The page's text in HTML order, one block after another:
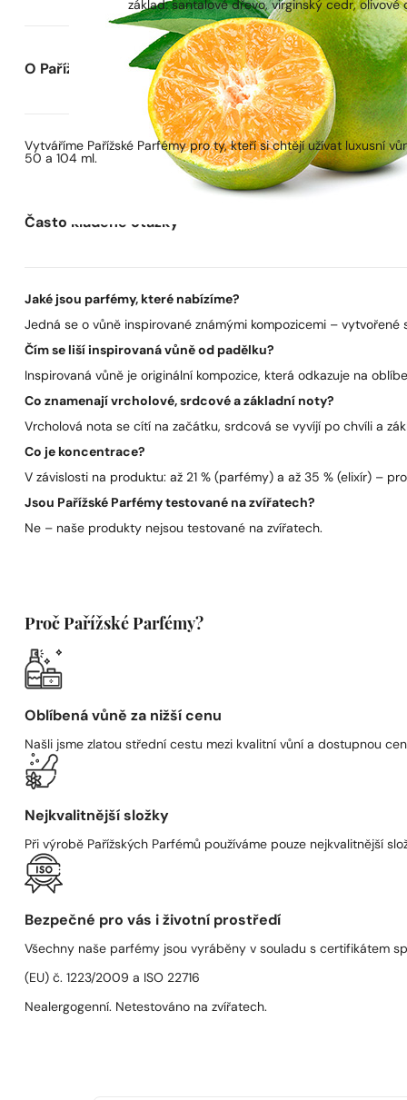
základ: santalové dřevo, virginský cedr, olivové
O Pařížských Parfémech
Vytváříme Pařížské Parfémy pro ty, kteří si chtějí užívat luxusní
50 a 104 ml.
Často kladené otázky
Jaké jsou parfémy, které nabízíme?
Jedná se o vůně inspirované známými kompozicemi –
Čím se liší inspirovaná vůně od padělku?
Inspirovaná vůně je originální kompozice, která odkazuje na
Co znamenají vrcholové, srdcové a základní noty?
Vrcholová nota se cítí na začátku, srdcová se vyvíjí po chvíli a
Co je koncentrace?
V závislosti na produktu: až 21 % (parfémy) a až 35 % (elixír) –
Jsou Pařížské Parfémy testované na zvířatech?
Ne – naše produkty nejsou testované na zvířatech.
Proč Pařížské Parfémy?
Oblíbená vůně za nižší cenu
Našli jsme zlatou střední cestu mezi kvalitní vůní a dostupnou
Nejkvalitnější složky
Při výrobě Pařížských Parfémů používáme pouze nejkvalitnější
Bezpečné pro vás i životní prostředí
Všechny naše parfémy jsou vyráběny v souladu s certifikátem
(EU) č. 1223/2009 a ISO 22716
Nealergogenní. Netestováno na zvířatech.